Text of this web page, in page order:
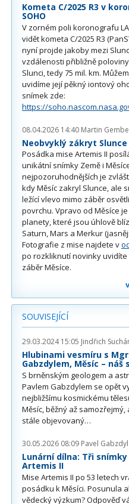
Kometa C/2025 R3 v
SOHO
V zorném poli koronografu
vidět kometa C/2025 R3
nyní projde jakoby mezi
vzdálenosti přibližně
Slunci, tedy 75 mil. km.
uvidíme její pěkný iontový
snímek zde:
https://
08.04.2026 14:40 Martin
Neobvyklý zákryt
Posádka mise Artemis II
unikátní snímky Země i
nejpozoruhodnějších je
kdy Měsíc zakryl Slunce, ale
ležící vlevo mimo záběr
povrchu. Vpravo od Měsíce
planety, které jsou úhlově
Saturn, Mars a Merkur
Fotografie z mise najdete v
po rozkliknutí novinky
záběr Měsíce.
SOUVISEJÍCÍ
29.03.2024 15:05 Jindřich
Hlubinami vesmíru s
Gabzdylem, Měsíc – náš
S brněnským geologem a
Pavlem Gabzdylem se opět
nejbližšímu kosmickému
Měsíc, běžný až samozřejmý,
stále objevovaný…
30.05.2026 08:09 Pavel Gabzdyl
Lunární dílna: Tři snímky
Artemis II
Mise Artemis II po 53 letech
posádku k Měsíci. Posunula
vědecký výzkum? Odpověď